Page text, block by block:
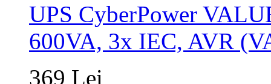
UPS CyberPower
600VA, 3x IEC, AVR
369 Lei